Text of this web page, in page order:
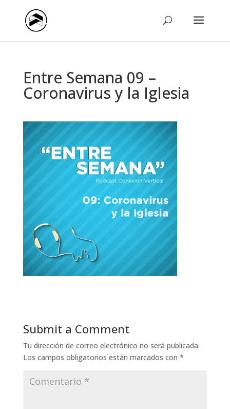
Entre Semana 09 –
Coronavirus y la Iglesia
Submit a Comment
Tu dirección de correo electrónico no será publicada.
Los campos obligatorios están marcados con *